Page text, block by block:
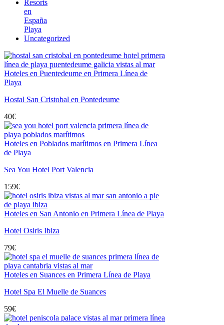
Resorts
en
España
Playa
Uncategorized
Hoteles en Puentedeume en Primera Línea de
Playa
Hostal San Cristobal en Pontedeume
40€
Hoteles en Poblados marítimos en Primera Línea
de Playa
Sea You Hotel Port Valencia
159€
Hoteles en San Antonio en Primera Línea de Playa
Hotel Osiris Ibiza
79€
Hoteles en Suances en Primera Línea de Playa
Hotel Spa El Muelle de Suances
59€